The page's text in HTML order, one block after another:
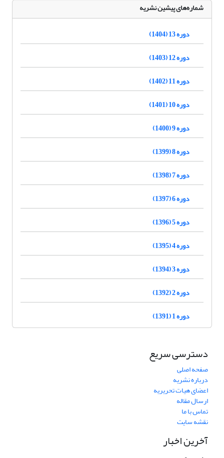
شماره‌های پیشین نشریه
دوره 13 (1404)
دوره 12 (1403)
دوره 11 (1402)
دوره 10 (1401)
دوره 9 (1400)
دوره 8 (1399)
دوره 7 (1398)
دوره 6 (1397)
دوره 5 (1396)
دوره 4 (1395)
دوره 3 (1394)
دوره 2 (1392)
دوره 1 (1391)
دسترسی سریع
صفحه اصلی
درباره نشریه
اعضای هیات تحریریه
ارسال مقاله
تماس با ما
نقشه سایت
آخرین اخبار